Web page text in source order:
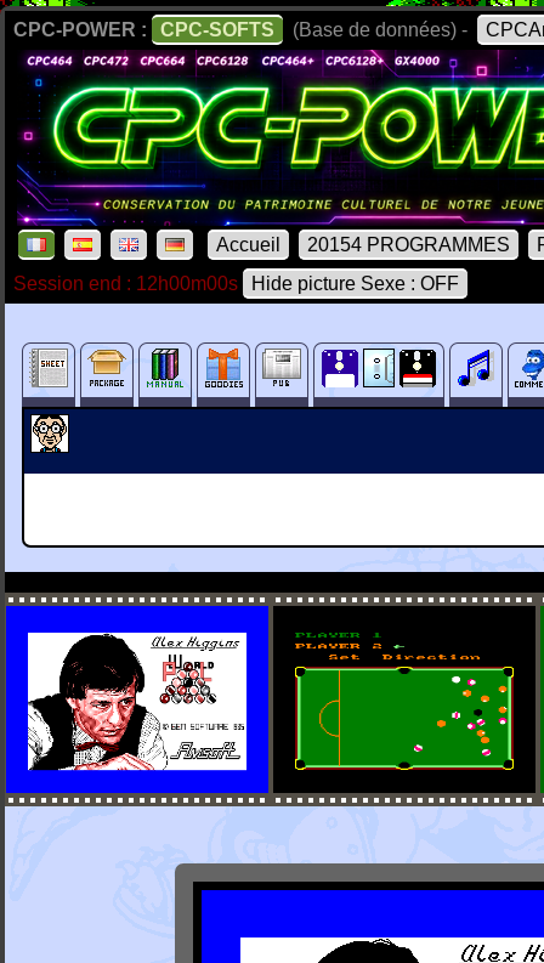
CPC-POWER : CPC-SOFTS (Base de données) -
Accueil 20154 PROGRAMMES
Session end : 12h00m00s
Hide picture Sexe : OFF